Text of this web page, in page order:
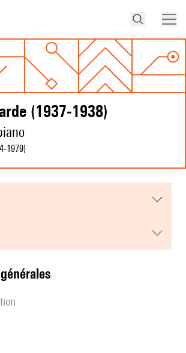
(1937-1938)
-1979)